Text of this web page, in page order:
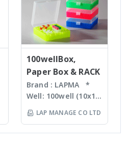
reactions, degas
liquids and shear
DNA Bead mill
homogenizers เป็น
เทคโนโลยีใหม่ล่าสุดใน
การบดตัวอย่าง โดยใช้
เม็ด Bead ชนิดและ
ขนาดต่างๆ กันขึ้นกับ
ตัวอย่าง ทำงานร่วมกับ
สามารถบดตัวอย่างที่เป็น
determination •
Little or no sample
preparation
required with many
novel sample
interfaces
Purification For
mass-directed
fraction collection
with all: • Flash
chromatography
designed to help
you automate
routine pipetting
tasks to free up
your time. Not only
is the epMotion one
of the most
accurate pipetting
stations on the
automation it helps
you to eliminate
100wellBox,
Paper Box & RACK
Brand : LAPMA *
Well: 100well (10x10)
* Material:
Polypropylene (PP) /
LAP MANAGE CO LTD